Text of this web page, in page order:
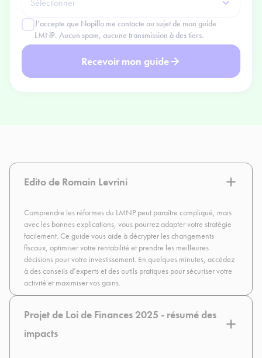
J’accepte que Nopillo me contacte au sujet de mon guide
LMNP. Aucun spam, aucune transmission à des tiers.
Recevoir mon guide
Edito de Romain Levrini
Comprendre les réformes du LMNP peut paraître compliqué, mais
avec les bonnes explications, vous pourrez adapter votre stratégie
facilement. Ce guide vous aide à décrypter les changements
fiscaux, optimiser votre rentabilité et prendre les meilleures
décisions pour votre investissement. En quelques minutes, accédez
à des conseils d’experts et des outils pratiques pour sécuriser votre
activité et maximiser vos gains.
Projet de Loi de Finances 2025 - résumé des
impacts